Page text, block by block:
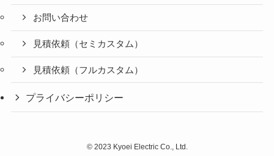
お問い合わせ
見積依頼（セミカスタム）
見積依頼（フルカスタム）
プライバシーポリシー
©2023 Kyoei Electric Co., Ltd.